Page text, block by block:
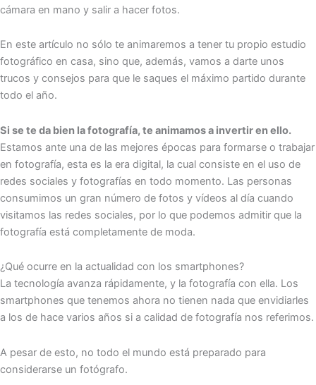
cámara en mano y salir a hacer fotos.
En este artículo no sólo te animaremos a tener tu propio estudio
fotográfico en casa, sino que, además, vamos a darte unos
trucos y consejos para que le saques el máximo partido durante
todo el año.
Si se te da bien la fotografía, te animamos a invertir en ello.
Estamos ante una de las mejores épocas para formarse o trabajar
en fotografía, esta es la era digital, la cual consiste en el uso de
redes sociales y fotografías en todo momento. Las personas
consumimos un gran número de fotos y vídeos al día cuando
visitamos las redes sociales, por lo que podemos admitir que la
fotografía está completamente de moda.
¿Qué ocurre en la actualidad con los smartphones?
La tecnología avanza rápidamente, y la fotografía con ella. Los
smartphones que tenemos ahora no tienen nada que envidiarles
a los de hace varios años si a calidad de fotografía nos referimos.
A pesar de esto, no todo el mundo está preparado para
considerarse un fotógrafo.